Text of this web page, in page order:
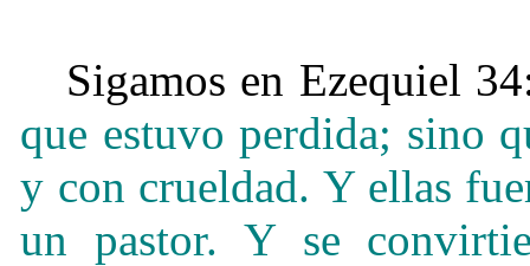
Sigamos en Ezequiel
que estuvo perdida; sino
y con crueldad. Y ellas
un pastor. Y se